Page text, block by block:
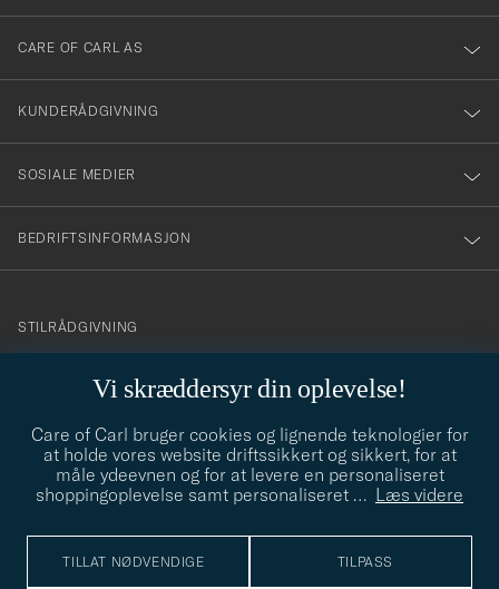
Vi skræddersyr din oplevelse!
Care of Carl bruger cookies og lignende teknologier for
at holde vores website driftssikkert og sikkert, for at
måle ydeevnen og for at levere en personaliseret
shoppingoplevelse samt personaliseret … Læs videre
TILLAT NØDVENDIGE TILPASS
dig
till
vårt
nyhetsbrev!
CARE OF CARL AS
KUNDERÅDGIVNING
SOSIALE MEDIER
BEDRIFTSINFORMASJON
info@careofcarl.no
STILRÅDGIVNING
STILRÅDGIVNING
© Care of Carl 2026